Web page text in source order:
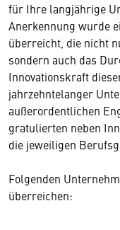
für Ihre langjährige
Anerkennung wurde
überreicht, die nicht
sondern auch das
Innovationskraft
jahrzehntelanger
außerordentlichen
gratulierten neben
die jeweiligen
Folgenden
überreichen: